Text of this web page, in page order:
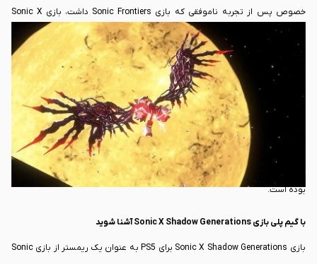
خصوص پس از تجربه ناموفقی که بازی Sonic Frontiers داشت، بازی Sonic X
Shadow Generations توانست بسیاری از نظرات موافق را به خود جلب کند. بازی
Sonic X Shadow Generations توسط توسعه دهنده Sonic Team ساخته شده
است و توسط Segaمنتشر شده است.
سونیک به عنوان یکی از قدیمی ترین شخصیت های بازی در دنیا شناخته می شود.
همه ما با این شخصیت بزرگ شده ایم و می توان گفت که یکی از اولین خاطره های
بازی ویدیویی برای تمامی ما شخصیت سونیک و بازی های مربوط به این شخصیت
بوده است.
با گیم پلی بازی Sonic X Shadow Generations آشنا شوید
بازی Sonic X Shadow Generations برای PS5 به عنوان یک ریمستر از بازی Sonic